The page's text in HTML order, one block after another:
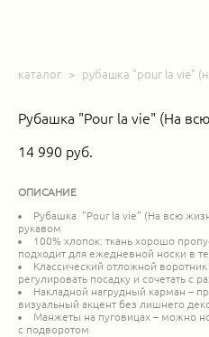
каталог > рубашка "pour la vie"
Рубашка "Pour la vie" (На
14 990 pуб.
ОПИСАНИЕ
Рубашка "Pour la vie" (На всю
рукавом
100% хлопок: ткань хорошо
подходит для ежедневной носки в
Классический отложной
регулировать посадку и сочетать с
Накладной нагрудный карман –
визуальный акцент без лишнего
Манжеты на пуговицах – можно
с подворотом